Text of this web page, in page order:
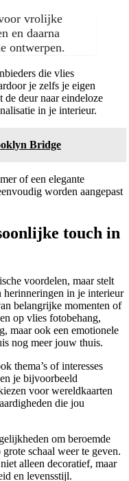
vrolijke
en daarna
ontwerpen.
die vlies
je zelfs je eigen
deur naar eindeloze
in je interieur.
Bridge
of een elegante
worden aangepast
touch in
voordelen, maar stelt
herinneringen in je interieur
belangrijke momenten of
op vlies fotobehang,
maar ook een emotionele
nog meer jouw thuis.
thema’s of interesses
je bijvoorbeeld
voor wereldkaarten
die jou
om beroemde
schaal weer te geven.
alleen decoratief, maar
en levensstijl.